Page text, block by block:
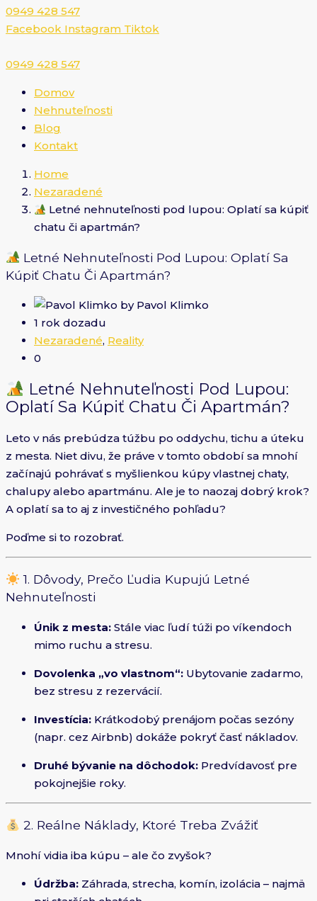
0949 428 547​
Facebook Instagram Tiktok
0949 428 547​
Domov
Nehnuteľnosti
Blog
Kontakt
Home
Nezaradené
Letné nehnuteľnosti pod lupou: Oplatí sa kúpiť
chatu či apartmán?
Letné Nehnuteľnosti Pod Lupou: Oplatí Sa
Kúpiť Chatu Či Apartmán?
by Pavol Klimko
1 rok dozadu
Nezaradené, Reality
0
Letné Nehnuteľnosti Pod Lupou:
Oplatí Sa Kúpiť Chatu Či Apartmán?
Leto v nás prebúdza túžbu po oddychu, tichu a úteku
z mesta. Niet divu, že práve v tomto období sa mnohí
začínajú pohrávať s myšlienkou kúpy vlastnej chaty,
chalupy alebo apartmánu. Ale je to naozaj dobrý krok?
A oplatí sa to aj z investičného pohľadu?
Poďme si to rozobrať.
1. Dôvody, Prečo Ľudia Kupujú Letné
Nehnuteľnosti
Únik z mesta: Stále viac ľudí túži po víkendoch
mimo ruchu a stresu.
Dovolenka „vo vlastnom“: Ubytovanie zadarmo,
bez stresu z rezervácií.
Investícia: Krátkodobý prenájom počas sezóny
(napr. cez Airbnb) dokáže pokryť časť nákladov.
Druhé bývanie na dôchodok: Predvídavosť pre
pokojnejšie roky.
2. Reálne Náklady, Ktoré Treba Zvážiť
Mnohí vidia iba kúpu – ale čo zvyšok?
Údržba: Záhrada, strecha, komín, izolácia – najmä